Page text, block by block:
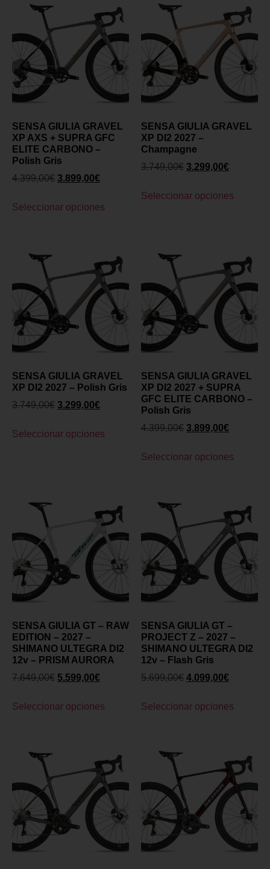
SENSA GIULIA GRAVEL
XP AXS + SUPRA GFC
ELITE CARBONO –
Polish Gris
4.399,00€ 3.899,00€
Seleccionar opciones
SENSA GIULIA GRAVEL
XP DI2 2027 –
Champagne
3.749,00€ 3.299,00€
Seleccionar opciones
SENSA GIULIA GRAVEL
XP DI2 2027 – Polish Gris
3.749,00€ 3.299,00€
Seleccionar opciones
SENSA GIULIA GRAVEL
XP DI2 2027 + SUPRA
GFC ELITE CARBONO –
Polish Gris
4.399,00€ 3.899,00€
Seleccionar opciones
SENSA GIULIA GT – RAW
EDITION – 2027 –
SHIMANO ULTEGRA DI2
12v – PRISM AURORA
7.649,00€ 5.599,00€
Seleccionar opciones
SENSA GIULIA GT –
PROJECT Z – 2027 –
SHIMANO ULTEGRA DI2
12v – Flash Gris
5.699,00€ 4.099,00€
Seleccionar opciones